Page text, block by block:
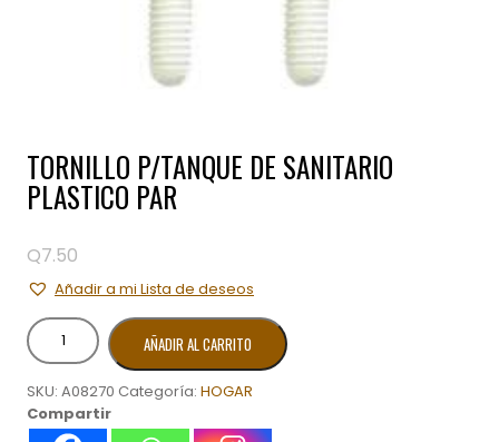
TORNILLO P/TANQUE DE SANITARIO
PLASTICO PAR
Q7.50
Añadir a mi Lista de deseos
TORNILLO
P/TANQUE
SANITARIO
PLASTICO
AÑADIR AL CARRITO
SKU: A08270 Categoría: HOGAR
Compartir